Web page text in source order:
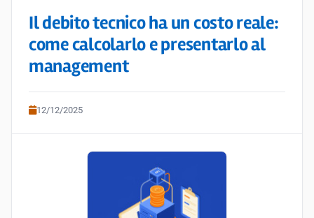
Il debito tecnico ha un costo reale:
come calcolarlo e presentarlo al
management
12/12/2025